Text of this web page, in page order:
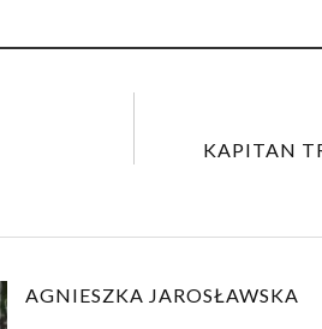
KAPITAN
AGNIESZKA JAROSŁAWSKA